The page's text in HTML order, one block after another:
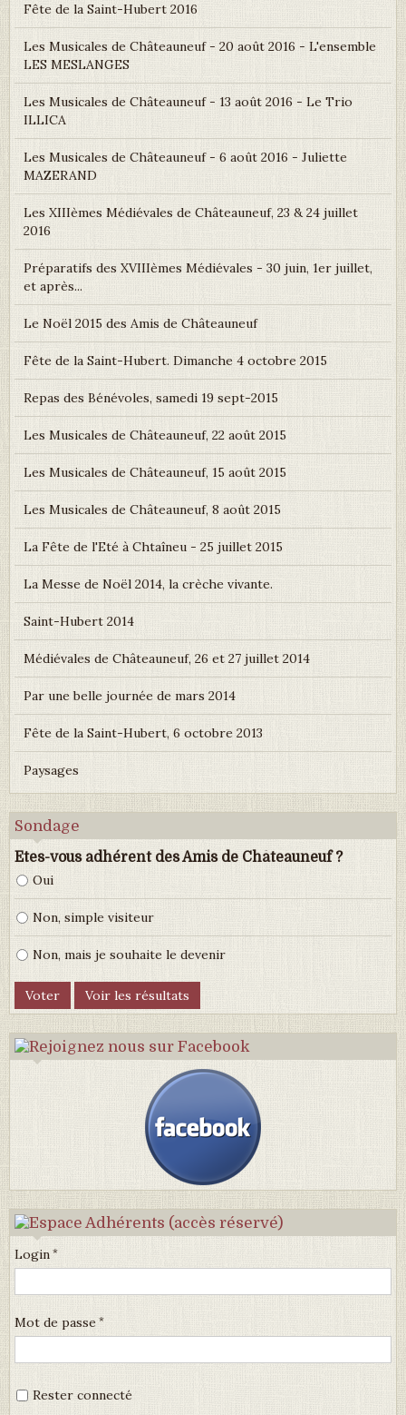
Fête de la Saint-Hubert 2016
Les Musicales de Châteauneuf - 20 août 2016 - L'ensemble
LES MESLANGES
Les Musicales de Châteauneuf - 13 août 2016 - Le Trio
ILLICA
Les Musicales de Châteauneuf - 6 août 2016 - Juliette
MAZERAND
Les XIIIèmes Médiévales de Châteauneuf, 23 & 24 juillet
2016
Préparatifs des XVIIIèmes Médiévales - 30 juin, 1er juillet,
et après...
Le Noël 2015 des Amis de Châteauneuf
Fête de la Saint-Hubert. Dimanche 4 octobre 2015
Repas des Bénévoles, samedi 19 sept-2015
Les Musicales de Châteauneuf, 22 août 2015
Les Musicales de Châteauneuf, 15 août 2015
Les Musicales de Châteauneuf, 8 août 2015
La Fête de l'Eté à Chtaîneu - 25 juillet 2015
La Messe de Noël 2014, la crèche vivante.
Saint-Hubert 2014
Médiévales de Châteauneuf, 26 et 27 juillet 2014
Par une belle journée de mars 2014
Fête de la Saint-Hubert, 6 octobre 2013
Paysages
Sondage
Etes-vous adhérent des Amis de Châteauneuf ?
Oui
Non, simple visiteur
Non, mais je souhaite le devenir
Login
Mot de passe
Rester connecté